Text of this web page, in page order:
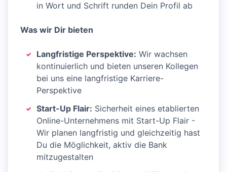
in Wort und Schrift runden Dein Profil ab
Was wir Dir bieten
Langfristige Perspektive: Wir wachsen
kontinuierlich und bieten unseren Kollegen
bei uns eine langfristige Karriere-
Perspektive
Start-Up Flair: Sicherheit eines etablierten
Online-Unternehmens mit Start-Up Flair -
Wir planen langfristig und gleichzeitig hast
Du die Möglichkeit, aktiv die Bank
mitzugestalten